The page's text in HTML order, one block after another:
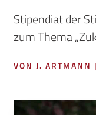
Stipendiat der
zum Thema
VON J. ARTMANN